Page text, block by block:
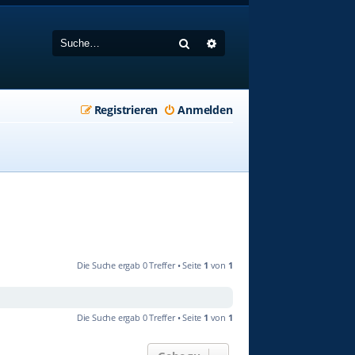
Suche
Anmelden
Registrieren
Die Suche ergab 0 Treffer • Seite 1 von 1
Die Suche ergab 0 Treffer • Seite 1 von 1